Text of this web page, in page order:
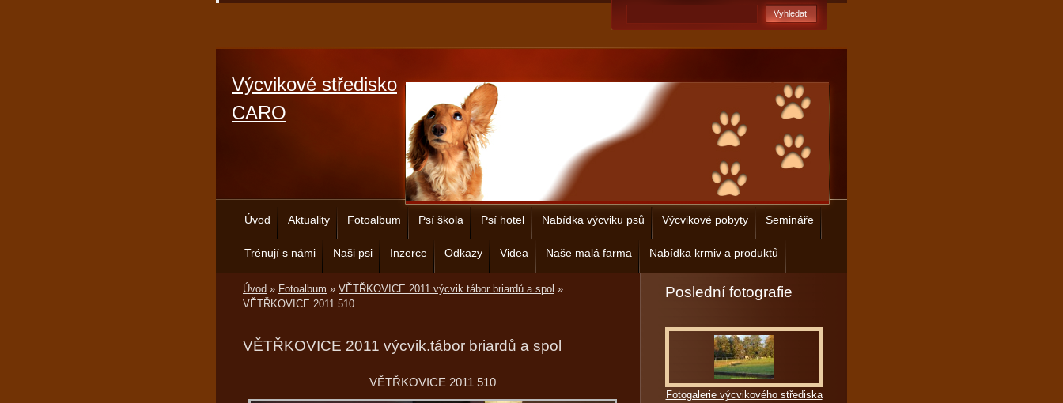
Výcvikové středisko
CARO
Úvod Aktuality Fotoalbum Psí škola Psí hotel Nabídka výcviku psů Výcvikové pobyty Semináře
Trénují s námi Naši psi Inzerce Odkazy Videa Naše malá farma Nabídka krmiv a produktů
Úvod » Fotoalbum » VĚTŘKOVICE 2011 výcvik.tábor briardů a spol »
VĚTŘKOVICE 2011 510
VĚTŘKOVICE 2011 výcvik.tábor briardů a spol
VĚTŘKOVICE 2011 510
Poslední fotografie
Fotogalerie výcvikového střediska